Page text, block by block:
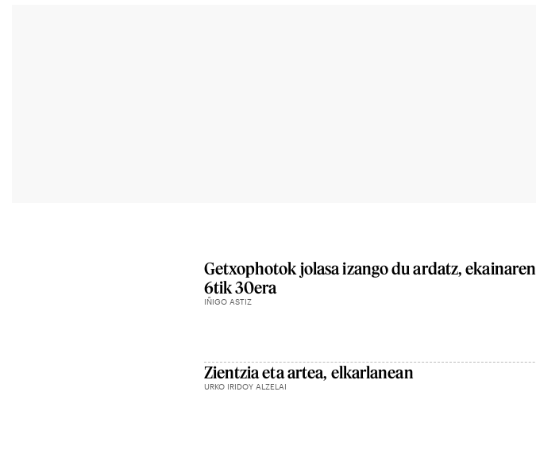
Getxophotok jolasa izango du ardatz, ekainaren
6tik 30era
IÑIGO ASTIZ
Zientzia eta artea, elkarlanean
URKO IRIDOY ALZELAI